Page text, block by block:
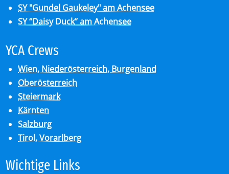
SY "Gundel Gaukeley" am Achensee
SY “Daisy Duck” am Achensee
YCA Crews
Wien, Niederösterreich, Burgenland
Oberösterreich
Steiermark
Kärnten
Salzburg
Tirol, Vorarlberg
Wich­ti­ge Links